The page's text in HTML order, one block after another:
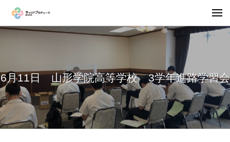
6月11日 山形学院高等学校 3学年進路学習会